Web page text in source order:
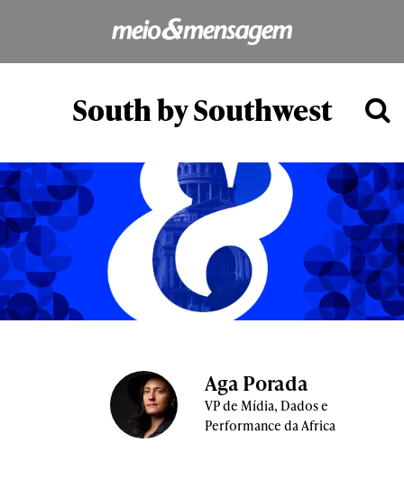
South by Southwest
Aga Porada
VP de Mídia, Dados e
Performance da Africa